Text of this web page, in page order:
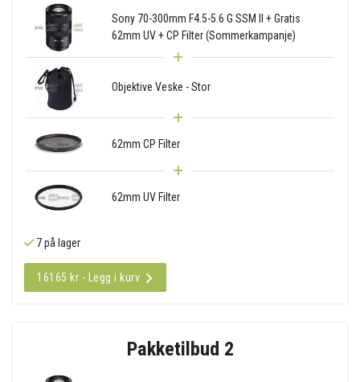
Sony 70-300mm F4.5-5.6 G SSM II + Gratis
62mm UV + CP Filter (Sommerkampanje)
Objektive Veske - Stor
62mm CP Filter
62mm UV Filter
7 på lager
16165 kr - Legg i kurv
Pakketilbud 2